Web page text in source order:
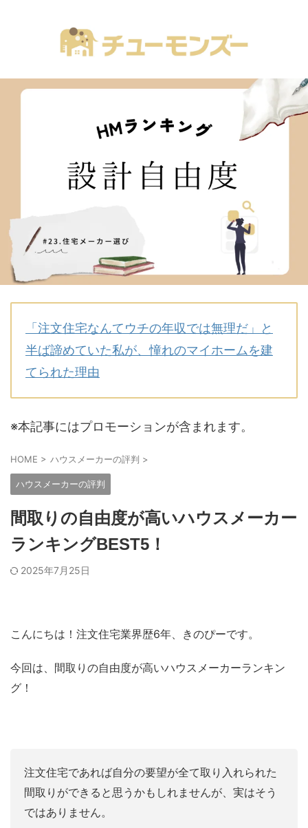
「注文住宅なんてウチの年収では無理だ」と
半ば諦めていた私が、憧れのマイホームを建
てられた理由
※本記事にはプロモーションが含まれます。
HOME > ハウスメーカーの評判 >
ハウスメーカーの評判
間取りの自由度が高いハウスメーカー
ランキングBEST5！
2025年7月25日
こんにちは！注文住宅業界歴6年、きのぴーです。
今回は、間取りの自由度が高いハウスメーカーランキン
グ！
注文住宅であれば自分の要望が全て取り入れられた
間取りができると思うかもしれませんが、実はそう
ではありません。